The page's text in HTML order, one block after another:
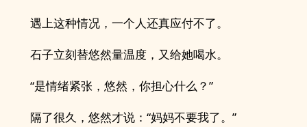
遇上这种情况，一个人还真应付不了。
石子立刻替悠然量温度，又给她喝水。
“是情绪紧张，悠然，你担心什么？”
隔了很久，悠然才说：“妈妈不要我了。”